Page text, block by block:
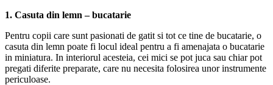
1. Casuta din lemn – bucatarie
Pentru copii care sunt pasionati de gatit si tot ce tine de bucatarie, o
casuta din lemn poate fi locul ideal pentru a fi amenajata o bucatarie
in miniatura. In interiorul acesteia, cei mici se pot juca sau chiar pot
pregati diferite preparate, care nu necesita folosirea unor instrumente
periculoase.